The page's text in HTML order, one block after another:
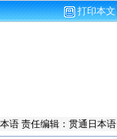
打印本文
语 责任编辑：贯通日本语